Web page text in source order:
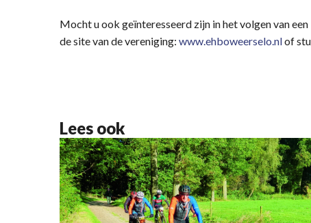
Mocht u ook geïnteresseerd zijn in het volgen van
de site van de vereniging: www.ehboweerselo.nlof
Lees ook